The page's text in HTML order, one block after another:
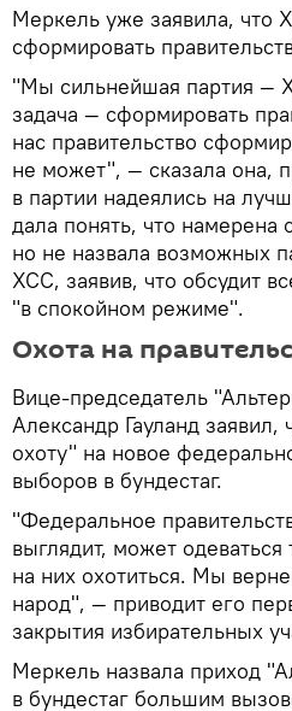
​Меркель уже заявила,
сформировать
"Мы сильнейшая партия —
задача — сформировать
нас правительство
не может", — сказала она,
в партии надеялись на
дала понять, что намерена
но не назвала возможных
ХСС, заявив, что обсудит
"в спокойном режиме".
Охота на
Вице-председатель
Александр Гауланд заявил,
охоту" на новое
выборов в бундестаг.
"Федеральное
выглядит, может
на них охотиться. Мы
народ", — приводит его
закрытия избирательных
Меркель назвала приход
в бундестаг большим